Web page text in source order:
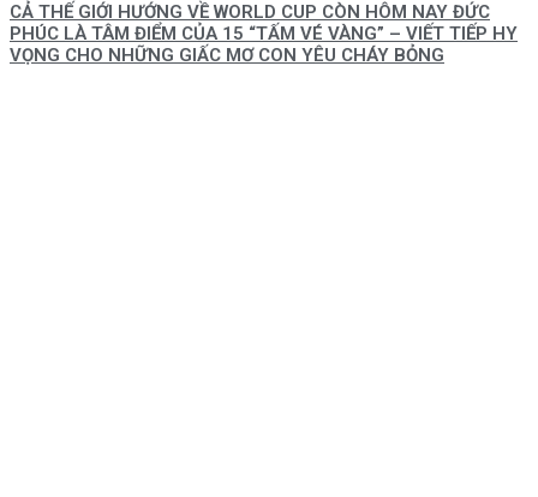
CẢ THẾ GIỚI HƯỚNG VỀ WORLD CUP CÒN HÔM NAY ĐỨC
PHÚC LÀ TÂM ĐIỂM CỦA 15 “TẤM VÉ VÀNG” – VIẾT TIẾP HY
VỌNG CHO NHỮNG GIẤC MƠ CON YÊU CHÁY BỎNG